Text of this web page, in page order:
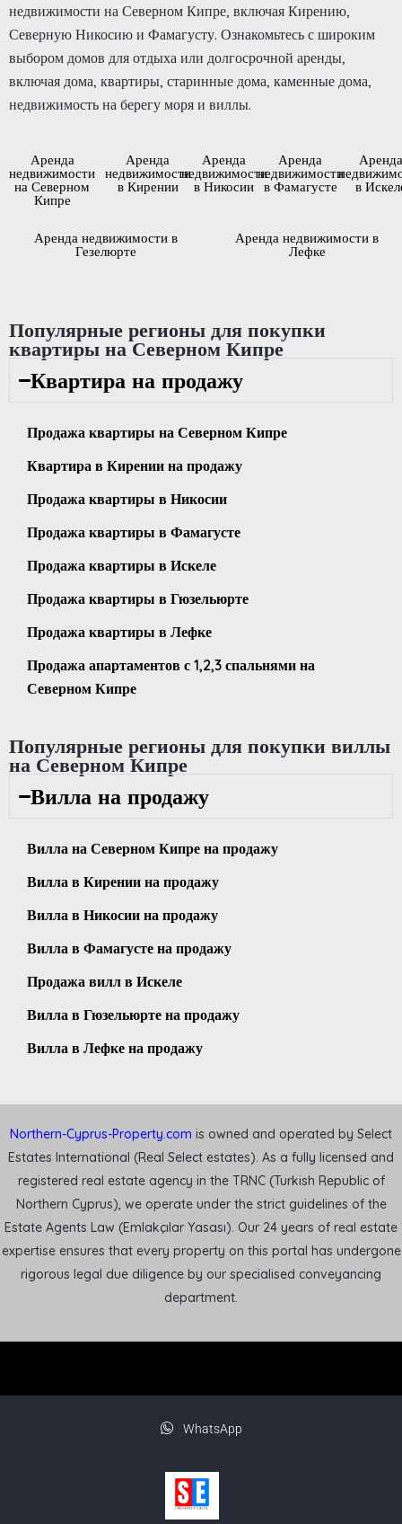
недвижимости на Северном Кипре, включая Кирению,
Северную Никосию и Фамагусту. Ознакомьтесь с широким
выбором домов для отдыха или долгосрочной аренды,
включая дома, квартиры, старинные дома, каменные дома,
недвижимость на берегу моря и виллы.
Аренда
недвижимости
на Северном
Кипре
Аренда
недвижимости
в Кирении
Аренда
недвижимости
в Никосии
Аренда
недвижимости
в Фамагусте в
Аренда недвижимости в
Гезелюрте
Аренда недвижимости в
Лефке
Популярные регионы для покупки
квартиры на Северном Кипре
Квартира на продажу
Продажа квартиры на Северном Кипре
Квартира в Кирении на продажу
Продажа квартиры в Никосии
Продажа квартиры в Фамагусте
Продажа квартиры в Искеле
Продажа квартиры в Гюзельюрте
Продажа квартиры в Лефке
Продажа апартаментов с 1,2,3 спальнями на
Северном Кипре
Популярные регионы для покупки виллы
на Северном Кипре
Вилла на продажу
Вилла на Северном Кипре на продажу
Вилла в Кирении на продажу
Вилла в Никосии на продажу
Вилла в Фамагусте на продажу
Продажа вилл в Искеле
Вилла в Гюзельюрте на продажу
Вилла в Лефке на продажу
Northern-Cyprus-Property.com is owned and operated by Select
Estates International (Real Select estates). As a fully licensed and
registered real estate agency in the TRNC (Turkish Republic of
Northern Cyprus), we operate under the strict guidelines of the
Estate Agents Law (Emlakçılar Yasası). Our 24 years of real estate
expertise ensures that every property on this portal has undergone
rigorous legal due diligence by our specialised conveyancing
department.
WhatsApp